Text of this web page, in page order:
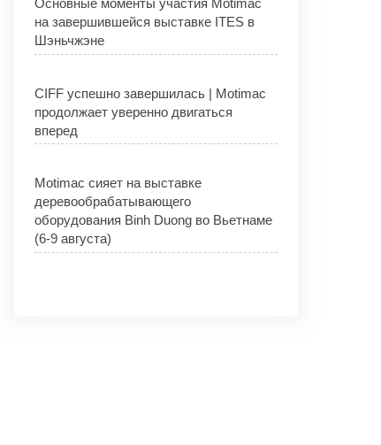
Основные моменты участия Motimac
на завершившейся выставке ITES в
Шэньчжэне
CIFF успешно завершилась | Motimac
продолжает уверенно двигаться
вперед
Motimac сияет на выставке
деревообрабатывающего
оборудования Binh Duong во Вьетнаме
(6-9 августа)